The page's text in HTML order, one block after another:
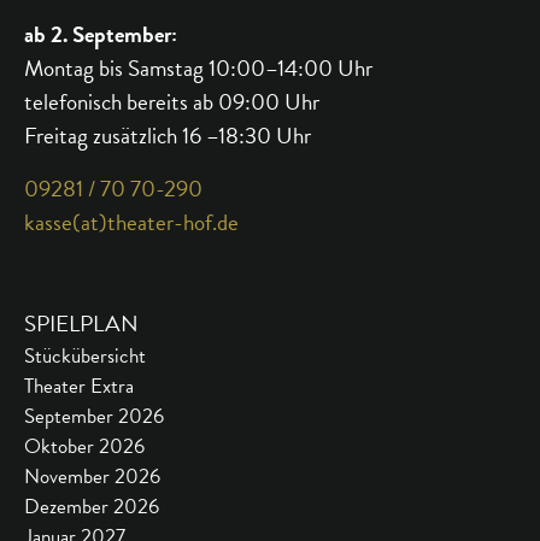
ab 2. September:
Montag bis Samstag 10:00–14:00 Uhr
telefonisch bereits ab 09:00 Uhr
Freitag zusätzlich 16 –18:30 Uhr
09281 / 70 70-290
kasse(at)theater-hof.de
SPIELPLAN
Stückübersicht
Theater Extra
September 2026
Oktober 2026
November 2026
Dezember 2026